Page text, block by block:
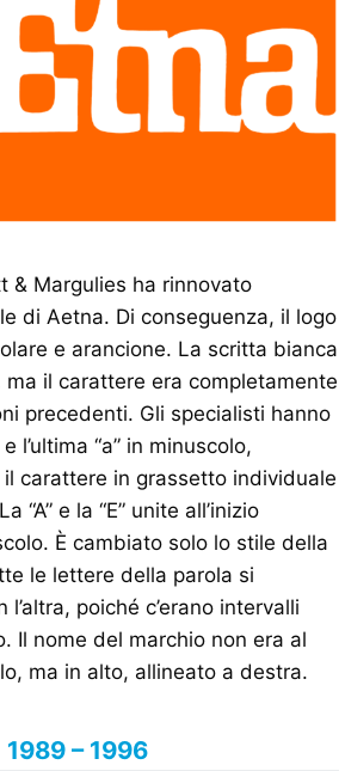
& Margulies ha rinnovato
di Aetna. Di conseguenza, il logo
e arancione. La scritta bianca
il carattere era completamente
precedenti. Gli specialisti hanno
l’ultima “a” in minuscolo,
carattere in grassetto individuale
“A” e la “E” unite all’inizio
È cambiato solo lo stile della
le lettere della parola si
l’altra, poiché c’erano intervalli
Il nome del marchio non era al
ma in alto, allineato a destra.
1989 – 1996